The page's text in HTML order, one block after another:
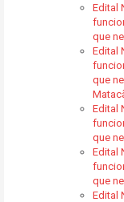
Edital
que
Edital
que
Edital
que
Edital
que
Edital